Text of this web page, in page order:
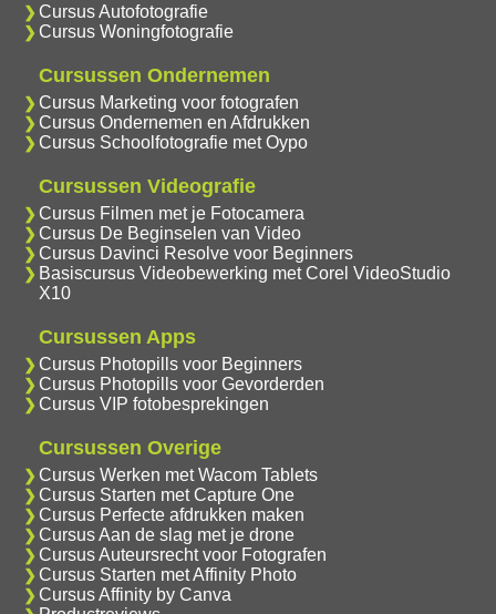
Cursus Autofotografie
Cursus Woningfotografie
Cursussen Ondernemen
Cursus Marketing voor fotografen
Cursus Ondernemen en Afdrukken
Cursus Schoolfotografie met Oypo
Cursussen Videografie
Cursus Filmen met je Fotocamera
Cursus De Beginselen van Video
Cursus Davinci Resolve voor Beginners
Basiscursus Videobewerking met Corel VideoStudio
X10
Cursussen Apps
Cursus Photopills voor Beginners
Cursus Photopills voor Gevorderden
Cursus VIP fotobesprekingen
Cursussen Overige
Cursus Werken met Wacom Tablets
Cursus Starten met Capture One
Cursus Perfecte afdrukken maken
Cursus Aan de slag met je drone
Cursus Auteursrecht voor Fotografen
Cursus Starten met Affinity Photo
Cursus Affinity by Canva